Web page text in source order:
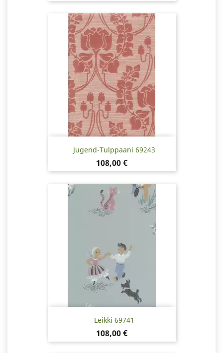
Jugend-Tulppaani 69243
Pris
108,00 €
Leikki 69741
Pris
108,00 €